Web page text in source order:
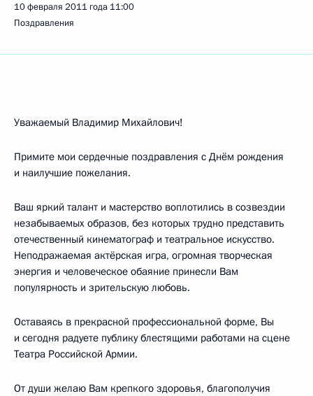
10 февраля 2011 года 11:00
Поздравления
Уважаемый Владимир Михайлович!
Примите мои сердечные поздравления с Днём рождения
и наилучшие пожелания.
Ваш яркий талант и мастерство воплотились в созвездии
незабываемых образов, без которых трудно представить
отечественный кинематограф и театральное искусство.
Неподражаемая актёрская игра, огромная творческая
энергия и человеческое обаяние принесли Вам
популярность и зрительскую любовь.
Оставаясь в прекрасной профессиональной форме, Вы
и сегодня радуете публику блестящими работами на сцене
Театра Российской Армии.
От души желаю Вам крепкого здоровья, благополучия